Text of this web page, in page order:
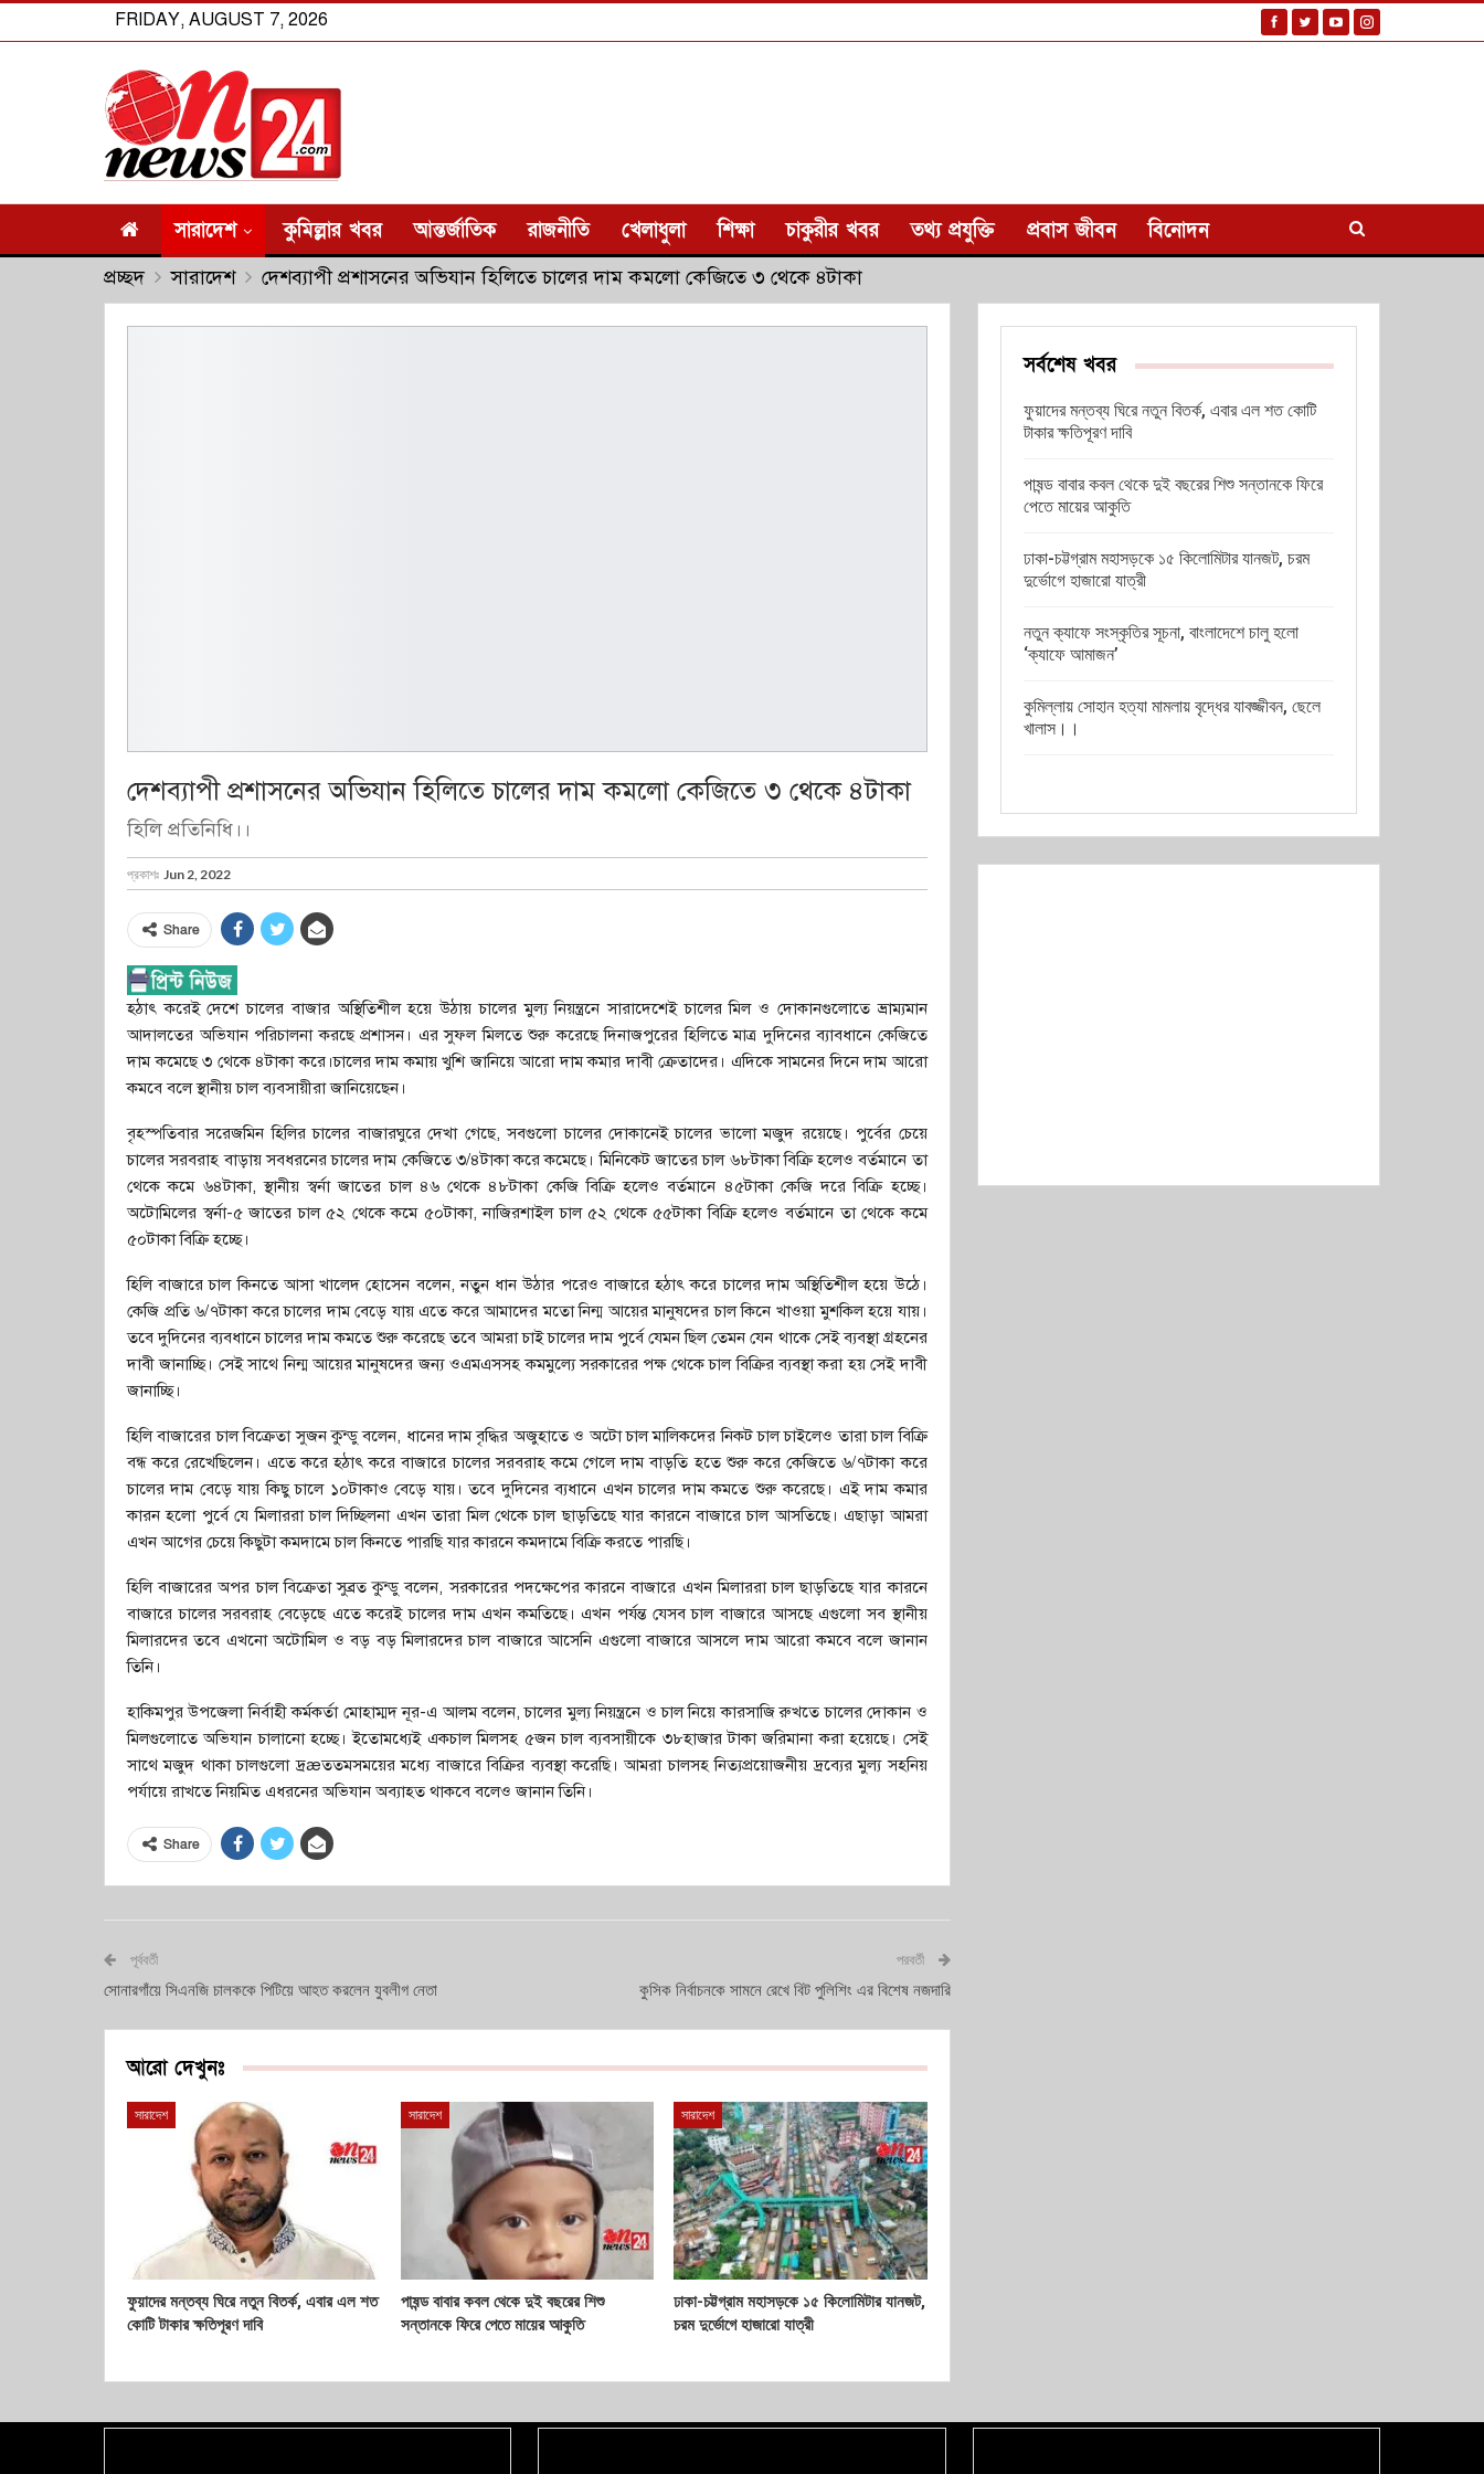
FRIDAY, AUGUST 7, 2026
সারাদেশ কুমিল্লার খবর আন্তর্জাতিক রাজনীতি খেলাধুলা শিক্ষা চাকুরীর খবর তথ্য প্রযুক্তি প্রবাস জীবন বিনোদন
প্রচ্ছদ সারাদেশ দেশব্যাপী প্রশাসনের অভিযান হিলিতে চালের দাম কমলো কেজিতে ৩ থেকে ৪টাকা
দেশব্যাপী প্রশাসনের অভিযান হিলিতে চালের দাম কমলো কেজিতে ৩ থেকে ৪টাকা
হিলি প্রতিনিধি।।
প্রকাশঃ Jun 2, 2022
Share
হঠাৎ করেই দেশে চালের বাজার অস্থিতিশীল হয়ে উঠায় চালের মুল্য নিয়ন্ত্রনে সারাদেশেই চালের মিল ও দোকানগুলোতে ভ্রাম্যমান
আদালতের অভিযান পরিচালনা করছে প্রশাসন। এর সুফল মিলতে শুরু করেছে দিনাজপুরের হিলিতে মাত্র দুদিনের ব্যাবধানে কেজিতে
দাম কমেছে ৩ থেকে ৪টাকা করে।চালের দাম কমায় খুশি জানিয়ে আরো দাম কমার দাবী ক্রেতাদের। এদিকে সামনের দিনে দাম আরো
কমবে বলে স্থানীয় চাল ব্যবসায়ীরা জানিয়েছেন।
বৃহস্পতিবার সরেজমিন হিলির চালের বাজারঘুরে দেখা গেছে, সবগুলো চালের দোকানেই চালের ভালো মজুদ রয়েছে। পুর্বের চেয়ে
চালের সরবরাহ বাড়ায় সবধরনের চালের দাম কেজিতে ৩/৪টাকা করে কমেছে। মিনিকেট জাতের চাল ৬৮টাকা বিক্রি হলেও বর্তমানে তা
থেকে কমে ৬৪টাকা, স্থানীয় স্বর্না জাতের চাল ৪৬ থেকে ৪৮টাকা কেজি বিক্রি হলেও বর্তমানে ৪৫টাকা কেজি দরে বিক্রি হচ্ছে।
অটোমিলের স্বর্না-৫ জাতের চাল ৫২ থেকে কমে ৫০টাকা, নাজিরশাইল চাল ৫২ থেকে ৫৫টাকা বিক্রি হলেও বর্তমানে তা থেকে কমে
৫০টাকা বিক্রি হচ্ছে।
হিলি বাজারে চাল কিনতে আসা খালেদ হোসেন বলেন, নতুন ধান উঠার পরেও বাজারে হঠাৎ করে চালের দাম অস্থিতিশীল হয়ে উঠে।
কেজি প্রতি ৬/৭টাকা করে চালের দাম বেড়ে যায় এতে করে আমাদের মতো নিন্ম আয়ের মানুষদের চাল কিনে খাওয়া মুশকিল হয়ে যায়।
তবে দুদিনের ব্যবধানে চালের দাম কমতে শুরু করেছে তবে আমরা চাই চালের দাম পুর্বে যেমন ছিল তেমন যেন থাকে সেই ব্যবস্থা গ্রহনের
দাবী জানাচ্ছি। সেই সাথে নিন্ম আয়ের মানুষদের জন্য ওএমএসসহ কমমুল্যে সরকারের পক্ষ থেকে চাল বিক্রির ব্যবস্থা করা হয় সেই দাবী
জানাচ্ছি।
হিলি বাজারের চাল বিক্রেতা সুজন কুন্ডু বলেন, ধানের দাম বৃদ্ধির অজুহাতে ও অটো চাল মালিকদের নিকট চাল চাইলেও তারা চাল বিক্রি
বন্ধ করে রেখেছিলেন। এতে করে হঠাৎ করে বাজারে চালের সরবরাহ কমে গেলে দাম বাড়তি হতে শুরু করে কেজিতে ৬/৭টাকা করে
চালের দাম বেড়ে যায় কিছু চালে ১০টাকাও বেড়ে যায়। তবে দুদিনের ব্যধানে এখন চালের দাম কমতে শুরু করেছে। এই দাম কমার
কারন হলো পুর্বে যে মিলাররা চাল দিচ্ছিলনা এখন তারা মিল থেকে চাল ছাড়তিছে যার কারনে বাজারে চাল আসতিছে। এছাড়া আমরা
এখন আগের চেয়ে কিছুটা কমদামে চাল কিনতে পারছি যার কারনে কমদামে বিক্রি করতে পারছি।
হিলি বাজারের অপর চাল বিক্রেতা সুব্রত কুন্ডু বলেন, সরকারের পদক্ষেপের কারনে বাজারে এখন মিলাররা চাল ছাড়তিছে যার কারনে
বাজারে চালের সরবরাহ বেড়েছে এতে করেই চালের দাম এখন কমতিছে। এখন পর্যন্ত যেসব চাল বাজারে আসছে এগুলো সব স্থানীয়
মিলারদের তবে এখনো অটোমিল ও বড় বড় মিলারদের চাল বাজারে আসেনি এগুলো বাজারে আসলে দাম আরো কমবে বলে জানান
তিনি।
হাকিমপুর উপজেলা নির্বাহী কর্মকর্তা মোহাম্মদ নূর-এ আলম বলেন, চালের মুল্য নিয়ন্ত্রনে ও চাল নিয়ে কারসাজি রুখতে চালের দোকান ও
মিলগুলোতে অভিযান চালানো হচ্ছে। ইতোমধ্যেই একচাল মিলসহ ৫জন চাল ব্যবসায়ীকে ৩৮হাজার টাকা জরিমানা করা হয়েছে। সেই
সাথে মজুদ থাকা চালগুলো দ্রæততমসময়ের মধ্যে বাজারে বিক্রির ব্যবস্থা করেছি। আমরা চালসহ নিত্যপ্রয়োজনীয় দ্রব্যের মুল্য সহনিয়
পর্যায়ে রাখতে নিয়মিত এধরনের অভিযান অব্যাহত থাকবে বলেও জানান তিনি।
Share
পূর্ববর্তী
সোনারগাঁয়ে সিএনজি চালককে পিটিয়ে আহত করলেন যুবলীগ নেতা
পরবর্তী
কুসিক নির্বাচনকে সামনে রেখে বিট পুলিশিং এর বিশেষ নজদারি
আরো দেখুনঃ
সারাদেশ
ফুয়াদের মন্তব্য ঘিরে নতুন বিতর্ক, এবার এল শত
কোটি টাকার ক্ষতিপূরণ দাবি
সারাদেশ
পাষন্ড বাবার কবল থেকে দুই বছরের শিশু
সন্তানকে ফিরে পেতে মায়ের আকুতি
সারাদেশ
ঢাকা-চট্টগ্রাম মহাসড়কে ১৫ কিলোমিটার যানজট,
চরম দুর্ভোগে হাজারো যাত্রী
সর্বশেষ খবর
ফুয়াদের মন্তব্য ঘিরে নতুন বিতর্ক, এবার এল শত কোটি
টাকার ক্ষতিপূরণ দাবি
পাষন্ড বাবার কবল থেকে দুই বছরের শিশু সন্তানকে ফিরে
পেতে মায়ের আকুতি
ঢাকা-চট্টগ্রাম মহাসড়কে ১৫ কিলোমিটার যানজট, চরম
দুর্ভোগে হাজারো যাত্রী
নতুন ক্যাফে সংস্কৃতির সূচনা, বাংলাদেশে চালু হলো
‘ক্যাফে আমাজন’
কুমিল্লায় সোহান হত্যা মামলায় বৃদ্ধের যাবজ্জীবন, ছেলে
খালাস।।